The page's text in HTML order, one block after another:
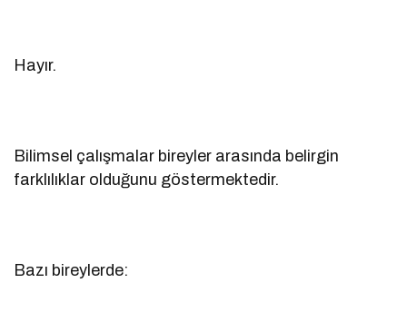
Hayır.
Bilimsel çalışmalar bireyler arasında belirgin
farklılıklar olduğunu göstermektedir.
Bazı bireylerde: